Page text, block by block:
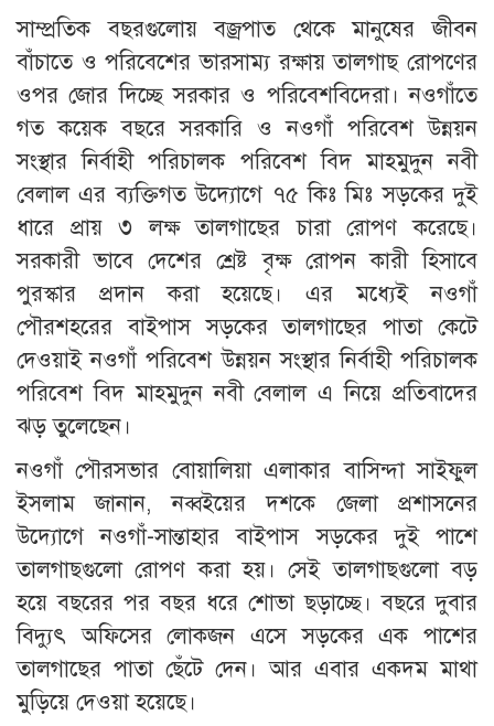
সাম্প্রতিক বছরগুলোয় বজ্রপাত থেকে মানুষের জীবন
বাঁচাতে ও পরিবেশের ভারসাম্য রক্ষায় তালগাছ রোপণের
ওপর জোর দিচ্ছে সরকার ও পরিবেশবিদেরা। নওগাঁতে
গত কয়েক বছরে সরকারি ও নওগাঁ পরিবেশ উন্নয়ন
সংস্থার নির্বাহী পরিচালক পরিবেশ বিদ মাহমুদুন নবী
বেলাল এর ব্যক্তিগত উদ্যোগে ৭৫ কিঃ মিঃ সড়কের দুই
ধারে প্রায় ৩ লক্ষ তালগাছের চারা রোপণ করেছে।
সরকারী ভাবে দেশের শ্রেষ্ট বৃক্ষ রোপন কারী হিসাবে
পুরস্কার প্রদান করা হয়েছে। এর মধ্যেই নওগাঁ
পৌরশহরের বাইপাস সড়কের তালগাছের পাতা কেটে
দেওয়াই নওগাঁ পরিবেশ উন্নয়ন সংস্থার নির্বাহী পরিচালক
পরিবেশ বিদ মাহমুদুন নবী বেলাল এ নিয়ে প্রতিবাদের
ঝড় তুলেছেন।
নওগাঁ পৌরসভার বোয়ালিয়া এলাকার বাসিন্দা সাইফুল
ইসলাম জানান, নব্বইয়ের দশকে জেলা প্রশাসনের
উদ্যোগে নওগাঁ-সান্তাহার বাইপাস সড়কের দুই পাশে
তালগাছগুলো রোপণ করা হয়। সেই তালগাছগুলো বড়
হয়ে বছরের পর বছর ধরে শোভা ছড়াচ্ছে। বছরে দুবার
বিদ্যুৎ অফিসের লোকজন এসে সড়কের এক পাশের
তালগাছের পাতা ছেঁটে দেন। আর এবার একদম মাথা
মুড়িয়ে দেওয়া হয়েছে।